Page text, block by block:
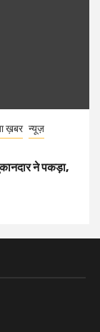
ख़बर न्यूज़
ने पकड़ा,